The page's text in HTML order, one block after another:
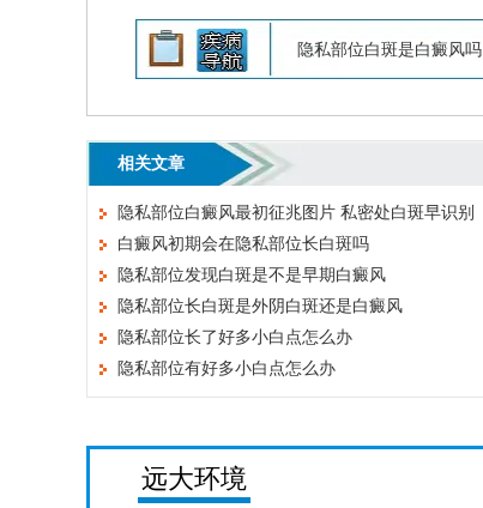
隐私部位白斑是白癜风吗
相关文章
隐私部位白癜风最初征兆图片 私密处白斑早识别
白癜风初期会在隐私部位长白斑吗
隐私部位发现白斑是不是早期白癜风
隐私部位长白斑是外阴白斑还是白癜风
隐私部位长了好多小白点怎么办
隐私部位有好多小白点怎么办
远大环境